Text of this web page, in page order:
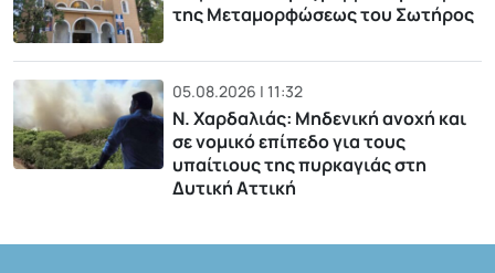
της Μεταμορφώσεως του Σωτήρος
05.08.2026 | 11:32
Ν. Χαρδαλιάς: Μηδενική ανοχή και
σε νομικό επίπεδο για τους
υπαίτιους της πυρκαγιάς στη
Δυτική Αττική